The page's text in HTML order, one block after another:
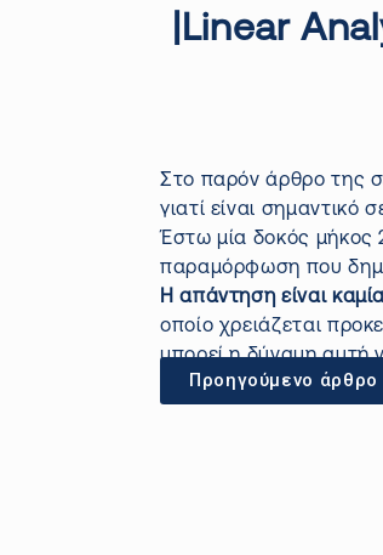
Linear
Στο παρόν άρθρο της
γιατί είναι σημαντικό
Έστω μία δοκός μήκος
παραμόρφωση που
Η απάντηση είναι
οποίο χρειάζεται
μπορεί η δύναμη αυτή
Προηγούμενο άρθρο